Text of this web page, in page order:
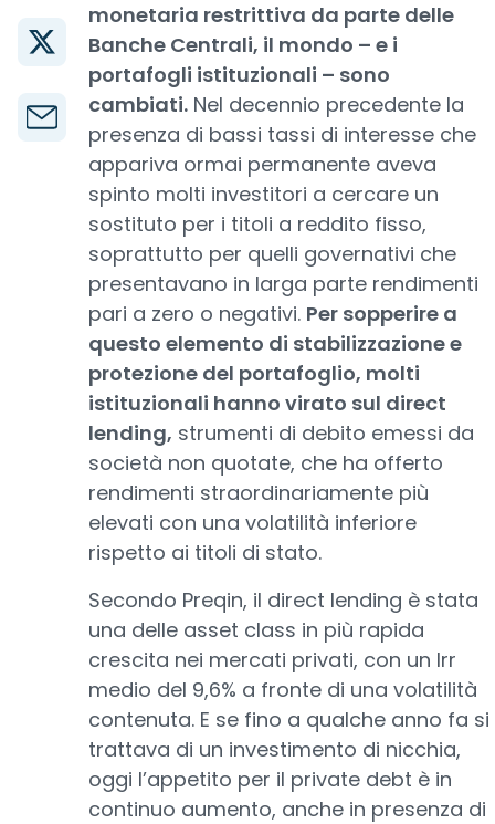
monetaria restrittiva da parte delle
Banche Centrali, il mondo – e i
portafogli istituzionali – sono
cambiati. Nel decennio precedente la
presenza di bassi tassi di interesse che
appariva ormai permanente aveva
spinto molti investitori a cercare un
sostituto per i titoli a reddito fisso,
soprattutto per quelli governativi che
presentavano in larga parte rendimenti
pari a zero o negativi. Per sopperire a
questo elemento di stabilizzazione e
protezione del portafoglio, molti
istituzionali hanno virato sul direct
lending, strumenti di debito emessi da
società non quotate, che ha offerto
rendimenti straordinariamente più
elevati con una volatilità inferiore
rispetto ai titoli di stato.
Secondo Preqin, il direct lending è stata
una delle asset class in più rapida
crescita nei mercati privati, con un Irr
medio del 9,6% a fronte di una volatilità
contenuta. E se fino a qualche anno fa si
trattava di un investimento di nicchia,
oggi l’appetito per il private debt è in
continuo aumento, anche in presenza di